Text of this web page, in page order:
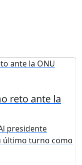
reto ante la
presidente
último turno como